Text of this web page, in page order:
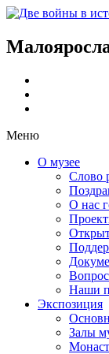
Меню
О музее
Слово
О нас
Наши
Экспозиция
Залы